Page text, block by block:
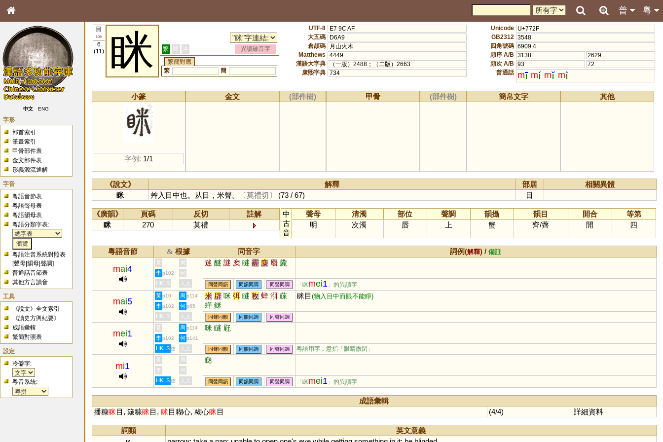
粵
普
中文 ENG
字形
部首索引
筆畫索引
甲骨部件表
金文部件表
形義源流通解
字音
粵語音節表
粵語聲母表
粵語韻母表
粵語分類字表:
粵語注音系統對照表
[聲母 |韻母 |聲調]
普通話音節表
其他方言讀音
工具
《說文》全文索引
《讀史方輿紀要》
成語彙輯
繁簡對照表
設定
冷僻字:
粵音系統:
目
109
6
(11)
眯 繁 簡 港
異讀破音字
繁簡對應
繁
簡
UTF-8
E7 9C AF
大五碼
D6A9
倉頡碼
月山火木
Matthews
4449
漢語大字典
（一版）2488；（二版）2663
康熙字典 734
Unicode U+772F
GB2312 3548
四角號碼 6909.4
頻序 A/B 3138
2629
頻次 A/B 93
72
普通話 m m m m
小篆
字例: 1/1
金文 (部件樹) 甲骨 (部件樹) 簡帛文字 其他
《說文》 解釋 部居
相關異體
眯
艸入目中也。从目，米聲。 〔莫禮切〕 (73 / 67) 目
《廣韻》 頁碼 反切
註解
眯
270 莫禮
中
古
音
聲母 清濁 部位 聲調 韻攝 韻目 開合
等第
明
次濁 唇 上 蟹 齊/薺 開 四
粵語音節 & 根據 同音字 詞例(解釋) /備註
mai4
黃 周 迷 醚 謎 糜 瞇 霾 麋 麛 麊
李 p102
何
HKLS
人文 同聲同韻 同韻同調 同聲同調 「眯mei1 」的異讀字
mai5
黃 p10 周 p114 米 辟 咪 弭 瞇 敉 蛘 渳 蔝
蝆 銤
眯目 (物入目中而眼不能睜)
李 p102 何 p65
HKLS 人文 同聲同韻 同韻同調 同聲同調
mei1
黃 周 p114 咪 瞇 屘
李 p102 何 p141
HKLS 德 人文 同聲同韻 同韻同調 同聲同調 粵語用字，意指「眼睛微閉」
mi1
黃 周 瞇
李
何
HKLS 德 人文 同聲同韻 同韻同調 同聲同調 「眯mei1 」的異讀字
成語彙輯
播糠眯目, 簸糠眯目, 眯目糊心, 糊心眯目 (4/4) 詳細資料
詞類
英文意義